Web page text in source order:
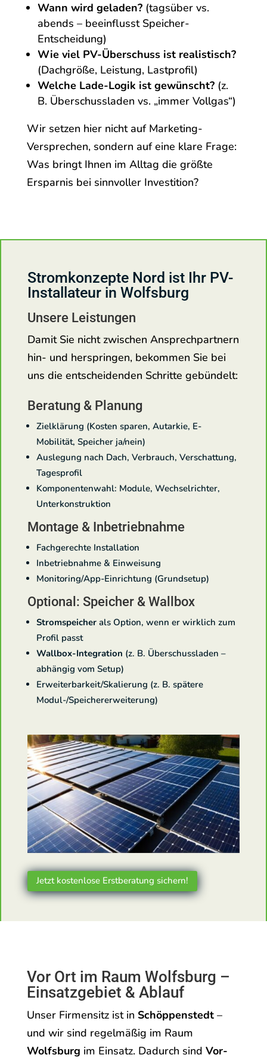
Wann wird geladen?(tagsüber vs.
abends – beeinflusst Speicher-
Entscheidung)
Wie viel PV-Überschuss ist realistisch?
(Dachgröße, Leistung, Lastprofil)
Welche Lade-Logik ist gewünscht?(z.
B. Überschussladen vs. „immer Vollgas“)
Wir setzen hier nicht auf Marketing-
Versprechen, sondern auf eine klare Frage:
Was bringt Ihnen im Alltag die größte
Ersparnis bei sinnvoller Investition?
Stromkonzepte Nord ist Ihr PV-
Installateur in Wolfsburg
Unsere Leistungen
Damit Sie nicht zwischen Ansprechpartnern
hin- und herspringen, bekommen Sie bei
uns die entscheidenden Schritte gebündelt:
Beratung & Planung
Zielklärung (Kosten sparen, Autarkie, E-
Mobilität, Speicher ja/nein)
Auslegung nach Dach, Verbrauch, Verschattung,
Tagesprofil
Komponentenwahl: Module, Wechselrichter,
Unterkonstruktion
Montage & Inbetriebnahme
Fachgerechte Installation
Inbetriebnahme & Einweisung
Monitoring/App-Einrichtung (Grundsetup)
Optional: Speicher & Wallbox
Stromspeicher als Option, wenn er wirklich zum
Profil passt
Wallbox-Integration (z. B. Überschussladen –
abhängig vom Setup)
Erweiterbarkeit/Skalierung (z. B. spätere
Modul-/Speichererweiterung)
Jetzt kostenlose Erstberatung sichern!
Vor Ort im Raum Wolfsburg –
Einsatzgebiet & Ablauf
Unser Firmensitz ist in Schöppenstedt–
und wir sind regelmäßig im Raum
Wolfsburg im Einsatz. Dadurch sind Vor-